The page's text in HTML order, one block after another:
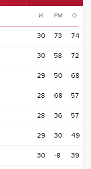
И РМ О
30 73 74
30 58 72
29 50 68
28 68 57
28 36 57
29 30 49
30 -8 39